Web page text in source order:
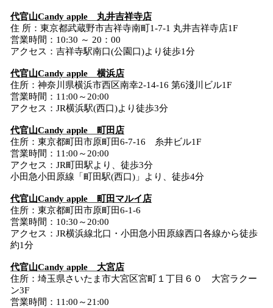
代官山Candy apple 丸井吉祥寺店
住 所：東京都武蔵野市吉祥寺南町1-7-1 丸井吉祥寺店1F
営業時間：10:30 ～ 20：00
アクセス：吉祥寺駅南口(公園口)より徒歩1分
代官山Candy apple 横浜店
住所：神奈川県横浜市西区南幸2-14-16 第6淺川ビル1F
営業時間：11:00～20:00
アクセス：JR横浜駅(西口)より徒歩3分
代官山Candy apple 町田店
住所：東京都町田市原町田6-7-16 糸井ビル1F
営業時間：11:00～20:00
アクセス：JR町田駅より、徒歩3分
小田急小田原線「町田駅(西口)」より、徒歩4分
代官山Candy apple 町田マルイ店
住所：東京都町⽥市原町⽥6-1-6
営業時間：10:30～20:00
アクセス：JR横浜線北⼝・⼩⽥急⼩⽥原線⻄⼝各線から徒歩
約1分
代官山Candy apple 大宮店
住所：埼玉県さいたま市大宮区宮町１丁目６０ 大宮ラクー
ン3F
営業時間：11:00～21:00